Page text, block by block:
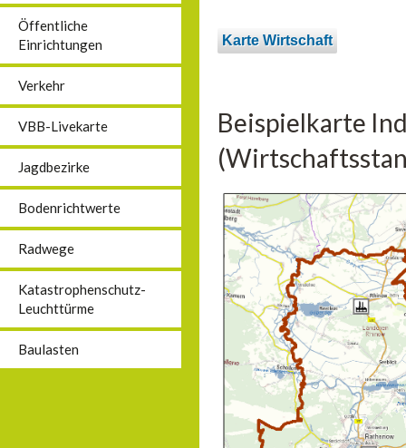
Öffentliche
Einrichtungen
Verkehr
VBB-Livekarte
Jagdbezirke
Bodenrichtwerte
Radwege
Katastrophenschutz-
Leuchttürme
Baulasten
Karte Wirtschaft
Beispielkarte